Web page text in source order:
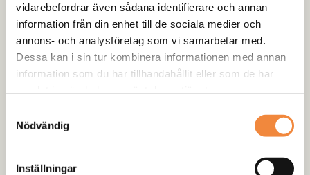
vidarebefordrar även sådana identifierare och annan
information från din enhet till de sociala medier och
annons- och analysföretag som vi samarbetar med.
Dessa kan i sin tur kombinera informationen med annan
information som du har tillhandahållit eller som de har
Nödvändig
Inställningar
Beställningsvara 14 dagar:
leveranstid ca 14 arbetsdagar,
Beskrivning